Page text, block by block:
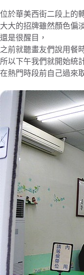
位於華美西街二段上的
大大的招牌雖然顏色偏
還是很醒目，
之前就聽畫友們說用餐
所以下午我們就開始統
在熱門時段前自己過來